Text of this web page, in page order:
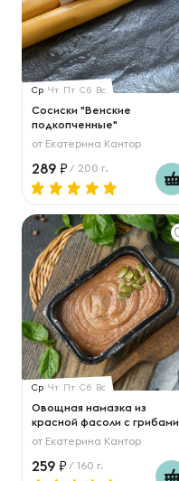
Ср Чт Пт Сб Вс
Сосиски "Венские
подкопченные"
от Екатерина Кантор
289 / 200 г.
Ср Чт Пт Сб Вс
Овощная намазка из
красной фасоли с грибами
от Екатерина Кантор
259 / 160 г.